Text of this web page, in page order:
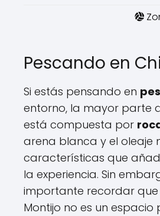
Pescando en
Si estás pensando en
entorno, la mayor parte
está compuesta por
arena blanca y el oleaje
características que
la experiencia. Sin
importante recordar
Montijo no es un